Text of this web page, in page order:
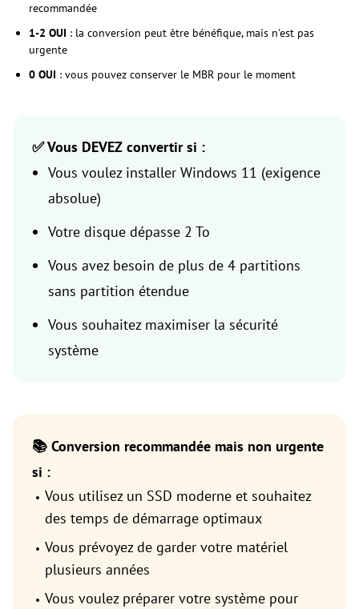
recommandée
1-2 OUI : la conversion peut être bénéfique, mais n'est pas
urgente
0 OUI : vous pouvez conserver le MBR pour le moment
✅ Vous DEVEZ convertir si :
Vous voulez installer Windows 11 (exigence
absolue)
Votre disque dépasse 2 To
Vous avez besoin de plus de 4 partitions
sans partition étendue
Vous souhaitez maximiser la sécurité
système
📚️ Conversion recommandée mais non urgente
si :
Vous utilisez un SSD moderne et souhaitez
des temps de démarrage optimaux
Vous prévoyez de garder votre matériel
plusieurs années
Vous voulez préparer votre système pour